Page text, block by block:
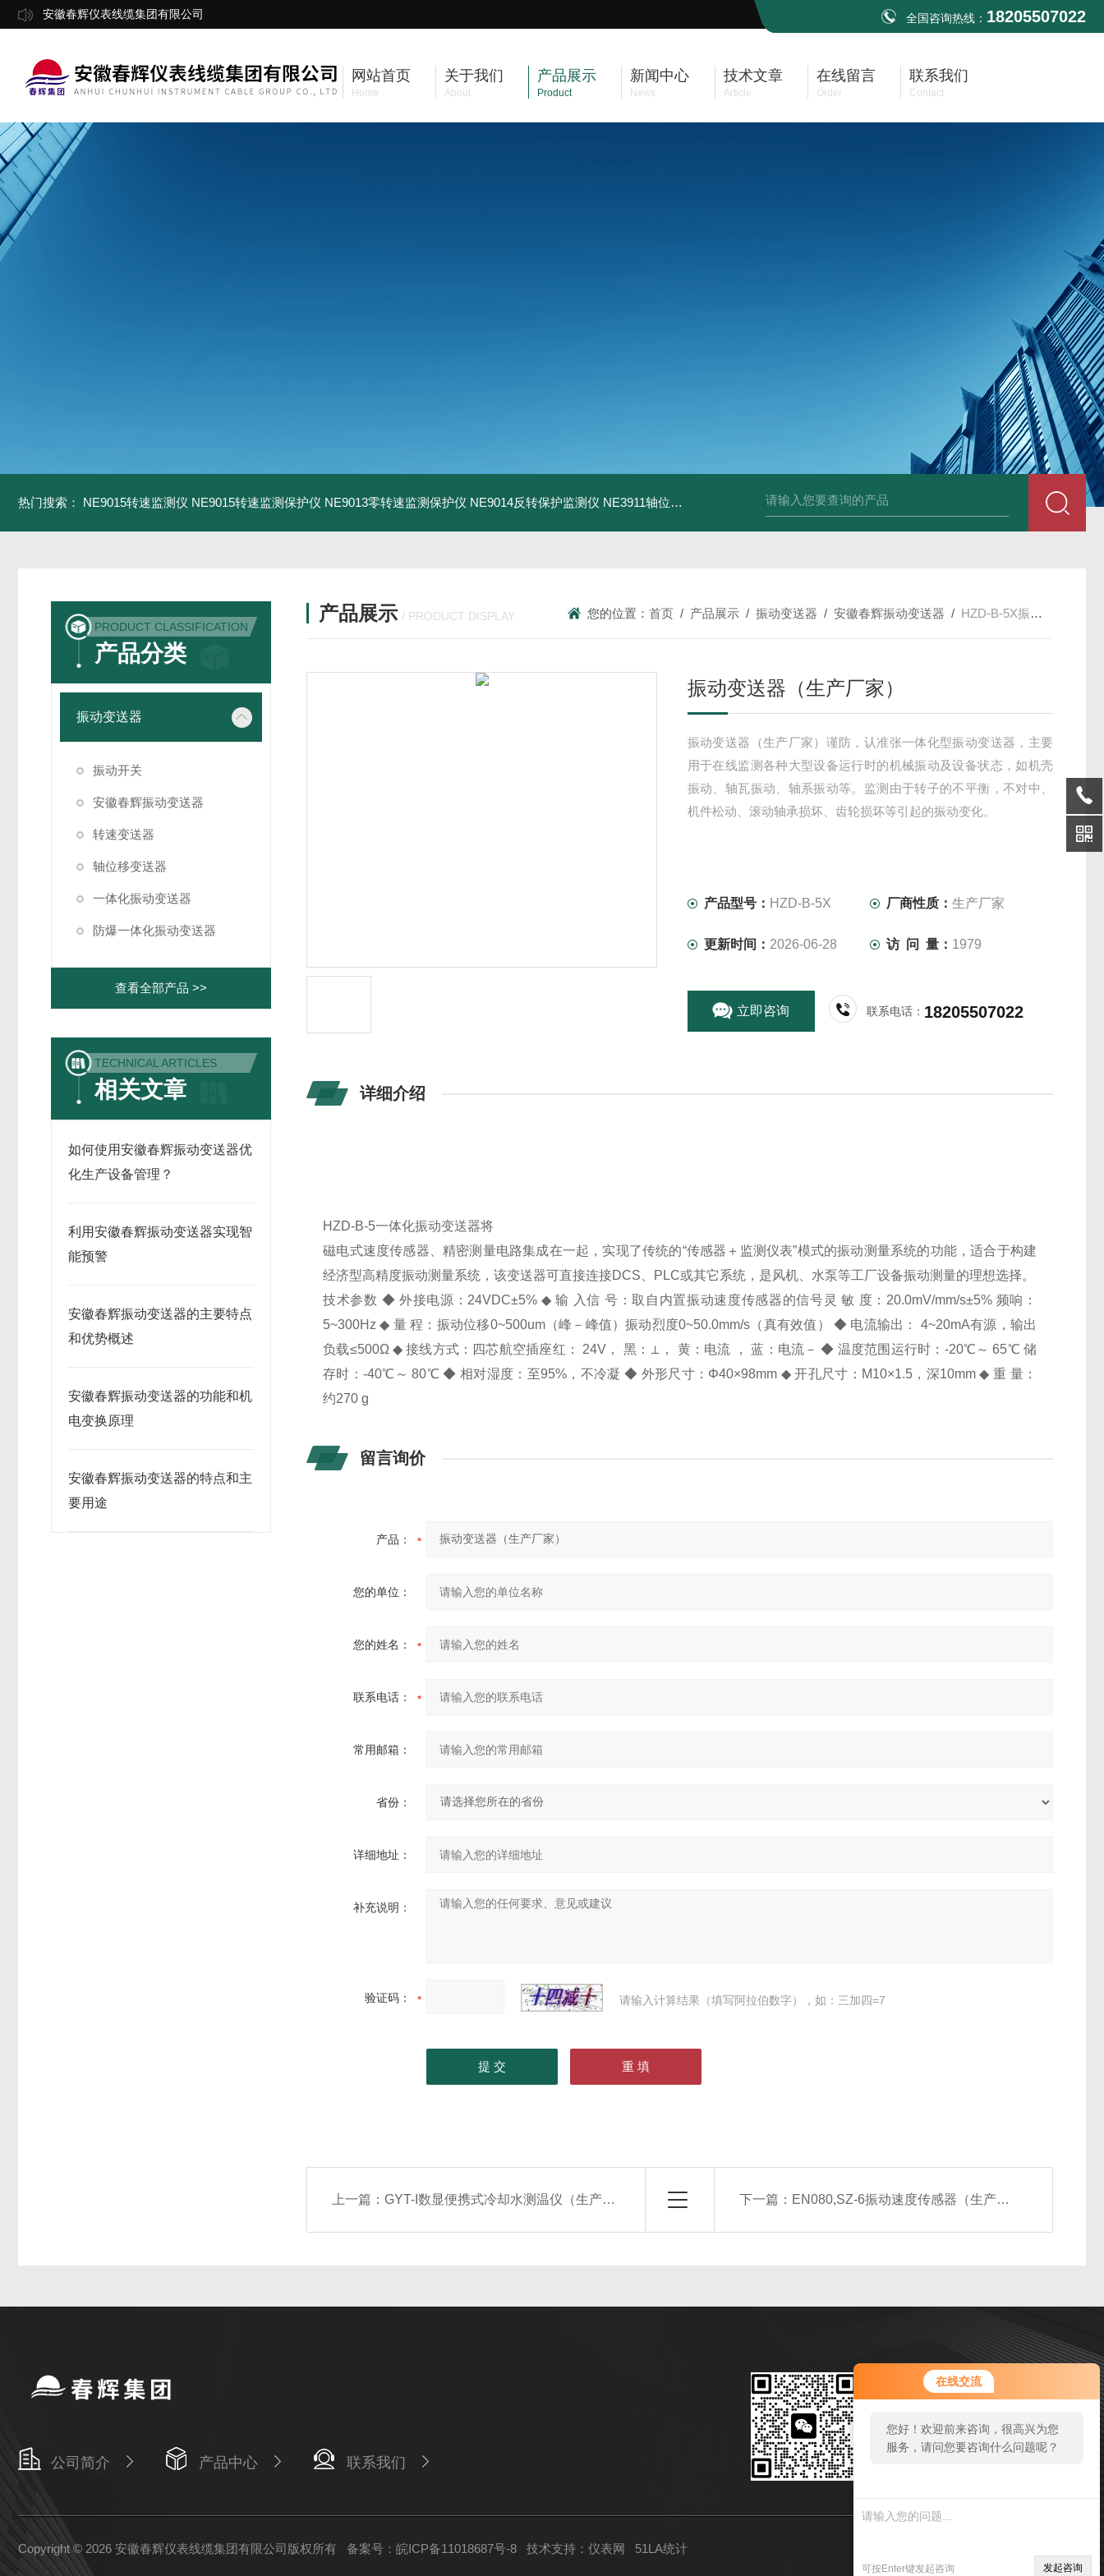
在线交流
您好！欢迎前来咨询，很高兴为您
服务，请问您要咨询什么问题呢？
好，
看您
很久
可按Enter键发起咨询 发起咨询
安徽春辉仪表线缆集团有限公司 全国咨询热线： 18205507022
网站首页
Home
关于我们
About
产品展示
Product
新闻中心
News
技术文章
Article
在线留言
Order
联系我们
Contact
热门搜索： NE9015转速监测仪 NE9015转速监测保护仪 NE9013零转速监测保护仪 NE9014反转保护监测仪 NE3911轴位移变送器 NE3931热膨胀变送器 NE3941E轴承振动速度变送器 NE3951E轴承
PRODUCT CLASSIFICATION
产品分类
振动变送器
振动开关
安徽春辉振动变送器
转速变送器
轴位移变送器
一体化振动变送器
防爆一体化振动变送器
查看全部产品 >>
TECHNICAL ARTICLES
相关文章
如何使用安徽春辉振动变送器优
化生产设备管理？
利用安徽春辉振动变送器实现智
能预警
安徽春辉振动变送器的主要特点
和优势概述
安徽春辉振动变送器的功能和机
电变换原理
安徽春辉振动变送器的特点和主
要用途
产品展示 / PRODUCT DISPLAY 您的位置：首页 / 产品展示 /振动变送器 /安徽春辉振动变送器 / HZD-B-5X振动变送器（生产厂家）
振动变送器（生产厂家）
振动变送器（生产厂家）谨防，认准张一体化型振动变送器，主要
用于在线监测各种大型设备运行时的机械振动及设备状态，如机壳
振动、轴瓦振动、轴系振动等。监测由于转子的不平衡，不对中、
机件松动、滚动轴承损坏、齿轮损坏等引起的振动变化。
产品型号： HZD-B-5X 厂商性质：生产厂家
更新时间： 2026-06-28 访 问 量： 1979
立即咨询 联系电话： 18205507022
详细介绍
HZD-B-5一体化振动变送器将
磁电式速度传感器、精密测量电路集成在一起，实现了传统的“传感器＋监测仪表”模式的振动测量系统的功能，适合于构建
经济型高精度振动测量系统，该变送器可直接连接DCS、PLC或其它系统，是风机、水泵等工厂设备振动测量的理想选择。
技术参数 ◆ 外接电源：24VDC±5% ◆ 输 入信 号：取自内置振动速度传感器的信号灵 敏 度：20.0mV/mm/s±5% 频响：
5~300Hz ◆ 量 程：振动位移0~500um（峰－峰值）振动烈度0~50.0mm/s（真有效值） ◆ 电流输出： 4~20mA有源，输出
负载≤500Ω ◆ 接线方式：四芯航空插座红： 24V， 黑：⊥， 黄：电流 ， 蓝：电流－ ◆ 温度范围运行时：-20℃～ 65℃ 储
存时：-40℃～ 80℃ ◆ 相对湿度：至95%，不冷凝 ◆ 外形尺寸：Φ40×98mm ◆ 开孔尺寸：M10×1.5，深10mm ◆ 重 量：
约270 g
留言询价
产品：
您的单位：
您的姓名：
联系电话：
常用邮箱：
省份：
详细地址：
补充说明：
验证码： 请输入计算结果（填写阿拉伯数字），如：三加四=7
上一篇：GYT-I数显便携式冷却水测温仪（生产厂家） 下一篇： EN080,SZ-6振动速度传感器（生产厂家）
公司简介 产品中心 联系我们
微信扫一扫
传真：86-0550-7311970
Copyright © 2026 安徽春辉仪表线缆集团有限公司版权所有 备案号：皖ICP备11018687号-8 技术支持： 仪表网 51LA统计